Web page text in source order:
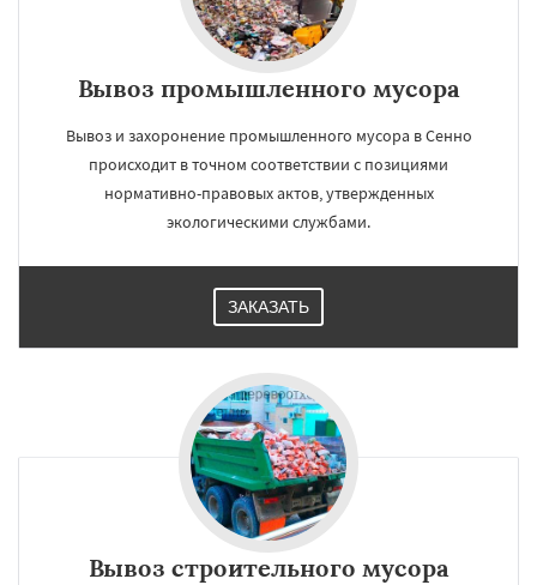
Вывоз промышленного мусора
Вывоз и захоронение промышленного мусора в Сенно
происходит в точном соответствии с позициями
нормативно-правовых актов, утвержденных
экологическими службами.
ЗАКАЗАТЬ
Вывоз строительного мусора